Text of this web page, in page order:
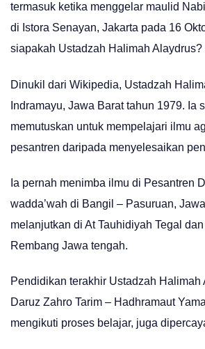
termasuk ketika menggelar maulid
di Istora Senayan, Jakarta pada 16
siapakah Ustadzah Halimah Alaydrus?
Dinukil dari Wikipedia, Ustadzah
Indramayu, Jawa Barat tahun 1979. Ia
memutuskan untuk mempelajari ilmu
pesantren daripada menyelesaikan
Ia pernah menimba ilmu di Pesantren
wadda’wah di Bangil – Pasuruan,
melanjutkan di At Tauhidiyah Tegal
Rembang Jawa tengah.
Pendidikan terakhir Ustadzah Halimah
Daruz Zahro Tarim – Hadhramaut
mengikuti proses belajar, juga